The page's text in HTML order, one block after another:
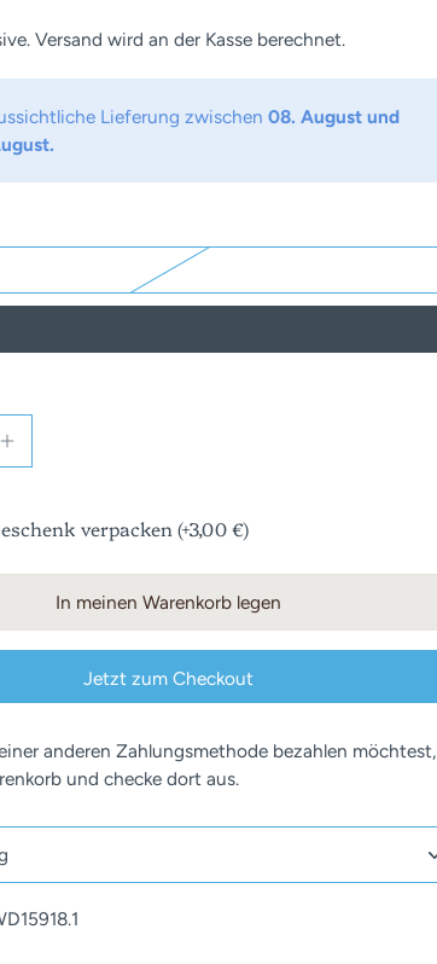
Versand wird an der Kasse berechnet.
Lieferung zwischen 08. August und
verpacken (+3,00 €)
In meinen Warenkorb legen
Jetzt zum Checkout
anderen Zahlungsmethode bezahlen möchtest,
und checke dort aus.